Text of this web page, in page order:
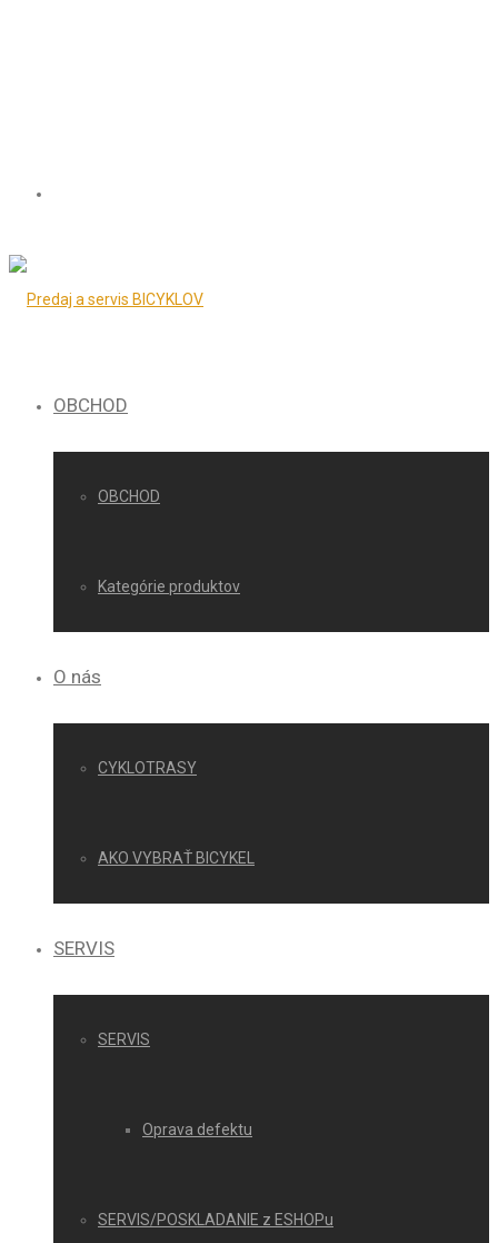
OBCHOD
OBCHOD
Kategórie produktov
O nás
CYKLOTRASY
AKO VYBRAŤ BICYKEL
SERVIS
SERVIS
Oprava defektu
SERVIS/POSKLADANIE z ESHOPu